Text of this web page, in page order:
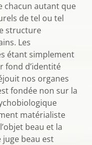
chacun autant que
de tel ou tel
structure
Les
étant simplement
fond d’identité
nos organes
fondée non sur la
matérialiste
beau et la
beau est